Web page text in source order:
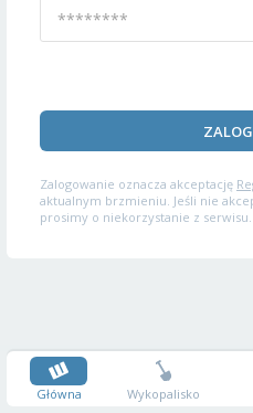
Zalogowanie oznacza akceptację
aktualnym brzmieniu. Jeśli nie
prosimy o niekorzystanie z serwisu.
Główna Wykopalisko